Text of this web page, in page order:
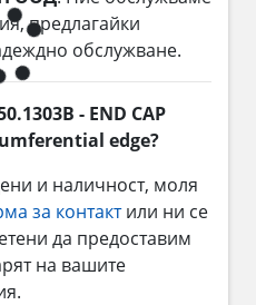
предлагайки
обслужване.
- END CAP
edge?
и наличност, моля
за контактили ни се
да предоставим
на вашите